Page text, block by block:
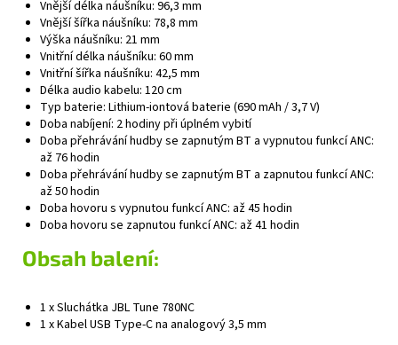
Vnější délka náušníku: 96,3 mm
Vnější šířka náušníku: 78,8 mm
Výška náušníku: 21 mm
Vnitřní délka náušníku: 60 mm
Vnitřní šířka náušníku: 42,5 mm
Délka audio kabelu: 120 cm
Typ baterie: Lithium-iontová baterie (690 mAh / 3,7 V)
Doba nabíjení: 2 hodiny při úplném vybití
Doba přehrávání hudby se zapnutým BT a vypnutou funkcí ANC:
až 76 hodin
Doba přehrávání hudby se zapnutým BT a zapnutou funkcí ANC:
až 50 hodin
Doba hovoru s vypnutou funkcí ANC: až 45 hodin
Doba hovoru se zapnutou funkcí ANC: až 41 hodin
Obsah balení:
1 x Sluchátka JBL Tune 780NC
1 x Kabel USB Type-C na analogový 3,5 mm